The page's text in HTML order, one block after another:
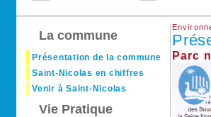
La commune
Présentation de la commune
Saint-Nicolas en chiffres
Venir à Saint-Nicolas
Vie Pratique
Parc